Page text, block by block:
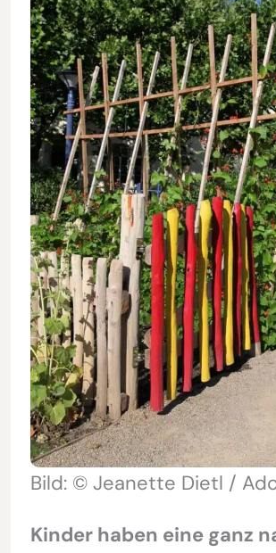
Bild: © Jeanette Dietl /
Kinder haben eine ganz